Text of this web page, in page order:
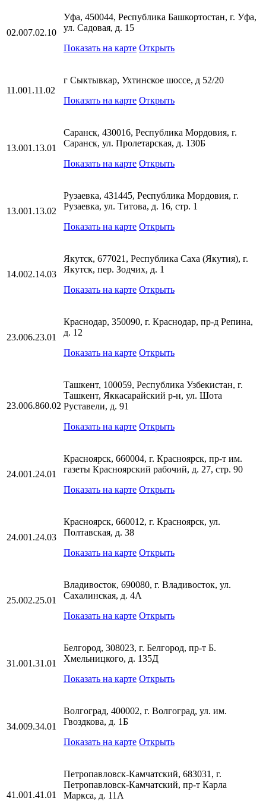
02.007.02.10
Уфа, 450044, Республика Башкортостан, г. Уфа,
ул. Садовая, д. 15
Показать на карте Открыть
11.001.11.02
г Сыктывкар, Ухтинское шоссе, д 52/20
Показать на карте Открыть
13.001.13.01
Саранск, 430016, Республика Мордовия, г.
Саранск, ул. Пролетарская, д. 130Б
Показать на карте Открыть
13.001.13.02
Рузаевка, 431445, Республика Мордовия, г.
Рузаевка, ул. Титова, д. 16, стр. 1
Показать на карте Открыть
14.002.14.03
Якутск, 677021, Республика Саха (Якутия), г.
Якутск, пер. Зодчих, д. 1
Показать на карте Открыть
23.006.23.01
Краснодар, 350090, г. Краснодар, пр-д Репина,
д. 12
Показать на карте Открыть
23.006.860.02
Ташкент, 100059, Республика Узбекистан, г.
Ташкент, Яккасарайский р-н, ул. Шота
Руставели, д. 91
Показать на карте Открыть
24.001.24.01
Красноярск, 660004, г. Красноярск, пр-т им.
газеты Красноярский рабочий, д. 27, стр. 90
Показать на карте Открыть
24.001.24.03
Красноярск, 660012, г. Красноярск, ул.
Полтавская, д. 38
Показать на карте Открыть
25.002.25.01
Владивосток, 690080, г. Владивосток, ул.
Сахалинская, д. 4А
Показать на карте Открыть
31.001.31.01
Белгород, 308023, г. Белгород, пр-т Б.
Хмельницкого, д. 135Д
Показать на карте Открыть
34.009.34.01
Волгоград, 400002, г. Волгоград, ул. им.
Гвоздкова, д. 1Б
Показать на карте Открыть
41.001.41.01
Петропавловск-Камчатский, 683031, г.
Петропавловск-Камчатский, пр-т Карла
Маркса, д. 11А